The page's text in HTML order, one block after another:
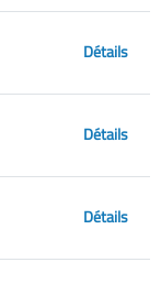
Détails
Détails
Détails